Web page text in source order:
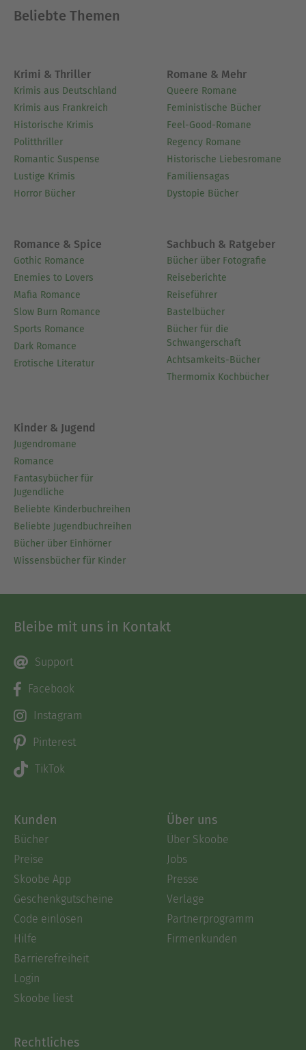
Beliebte Themen
Krimi & Thriller
Krimis aus Deutschland
Krimis aus Frankreich
Historische Krimis
Politthriller
Romantic Suspense
Lustige Krimis
Horror Bücher
Romane & Mehr
Queere Romane
Feministische Bücher
Feel-Good-Romane
Regency Romane
Historische Liebesromane
Familiensagas
Dystopie Bücher
Romance & Spice
Gothic Romance
Enemies to Lovers
Mafia Romance
Slow Burn Romance
Sports Romance
Dark Romance
Erotische Literatur
Sachbuch & Ratgeber
Bücher über Fotografie
Reiseberichte
Reiseführer
Bastelbücher
Bücher für die
Schwangerschaft
Achtsamkeits-Bücher
Thermomix Kochbücher
Kinder & Jugend
Jugendromane
Romance
Fantasybücher für
Jugendliche
Beliebte Kinderbuchreihen
Beliebte Jugendbuchreihen
Bücher über Einhörner
Wissensbücher für Kinder
Bleibe mit uns in Kontakt
Support
Facebook
Instagram
Pinterest
TikTok
Kunden
Bücher
Preise
Skoobe App
Geschenkgutscheine
Code einlösen
Hilfe
Barrierefreiheit
Login
Skoobe liest
Über uns
Über Skoobe
Jobs
Presse
Verlage
Partnerprogramm
Firmenkunden
Rechtliches